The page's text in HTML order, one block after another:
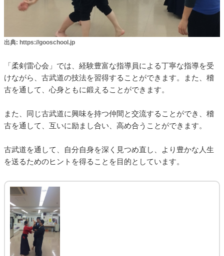
出典: https://gooschool.jp
「柔剣雷心会」では、経験豊富な指導員による丁寧な指導を受
けながら、古武道の技法を習得することができます。また、稽
古を通して、心身ともに鍛えることができます。
また、同じ古武道に興味を持つ仲間と交流することができ、稽
古を通して、互いに励まし合い、高め合うことができます。
古武道を通して、自分自身を深く見つめ直し、より豊かな人生
を送るためのヒントを得ることを目的としています。